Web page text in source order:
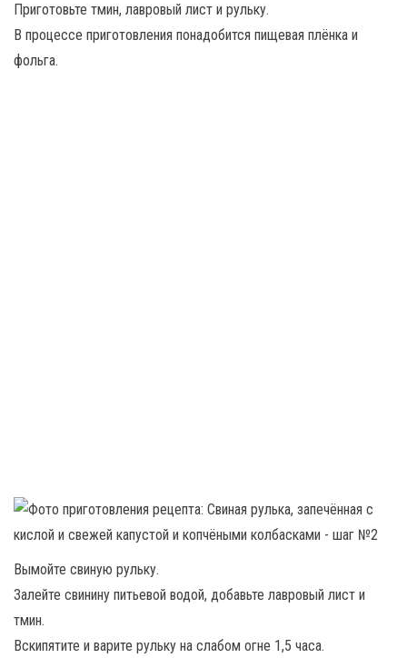
Приготовьте тмин, лавровый лист и рульку.
В процессе приготовления понадобится пищевая плёнка и
фольга.
Вымойте свиную рульку.
Залейте свинину питьевой водой, добавьте лавровый лист и
тмин.
Вскипятите и варите рульку на слабом огне 1,5 часа.